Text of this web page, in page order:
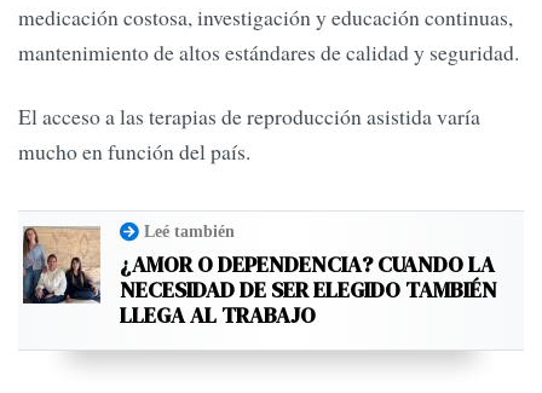
medicación costosa, investigación y educación continuas,
mantenimiento de altos estándares de calidad y seguridad.
El acceso a las terapias de reproducción asistida varía
mucho en función del país.
Leé también
¿AMOR O DEPENDENCIA? CUANDO LA
NECESIDAD DE SER ELEGIDO TAMBIÉN
LLEGA AL TRABAJO